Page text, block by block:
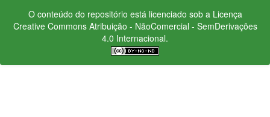
O conteúdo do repositório está licenciado sob a Licença
Creative CommonsAtribuição - NãoComercial - SemDerivações
4.0 Internacional.